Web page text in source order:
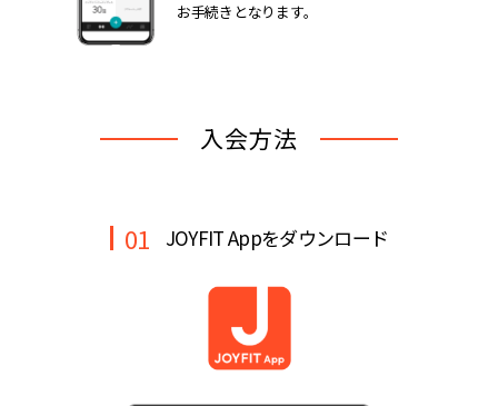
よくあるご質問 店舗へのお問い合わせ
入会を悩まれている方へトップ
店舗情報・サービス
よくあるご質問 店舗へのお問い合わせ
JOYFIT総合トップ
お手続きとなります。
入会方法
01 JOYFIT Appをダウンロード